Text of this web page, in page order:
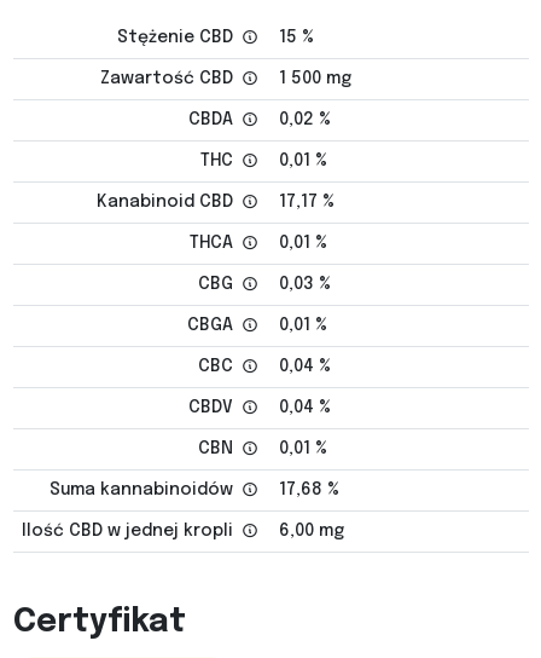
Stężenie CBD 15 %
Zawartość CBD 1 500 mg
CBDA 0,02 %
THC 0,01 %
Kanabinoid CBD 17,17 %
THCA 0,01 %
CBG 0,03 %
CBGA 0,01 %
CBC 0,04 %
CBDV 0,04 %
CBN 0,01 %
Suma kannabinoidów 17,68 %
Ilość CBD w jednej kropli 6,00 mg
Certyfikat